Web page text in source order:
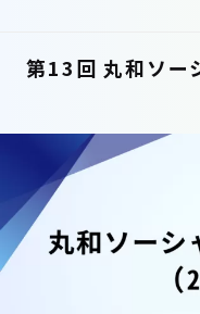
第13回 丸和ソー